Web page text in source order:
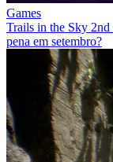
Games
Trails in the Sky 2nd
pena em setembro?